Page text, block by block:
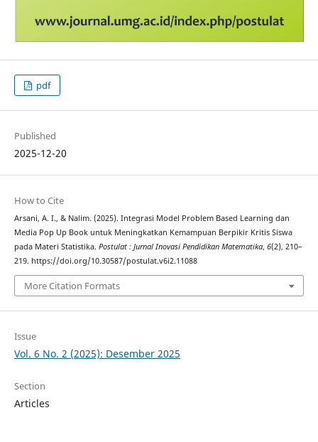
pdf
Published
2025-12-20
How to Cite
Arsani, A. I., & Nalim. (2025). Integrasi Model Problem Based Learning dan
Media Pop Up Book untuk Meningkatkan Kemampuan Berpikir Kritis Siswa
pada Materi Statistika. Postulat : Jurnal Inovasi Pendidikan Matematika, 6(2), 210–
219. https://doi.org/10.30587/postulat.v6i2.11088
More Citation Formats
Issue
Vol. 6 No. 2 (2025): Desember 2025
Section
Articles